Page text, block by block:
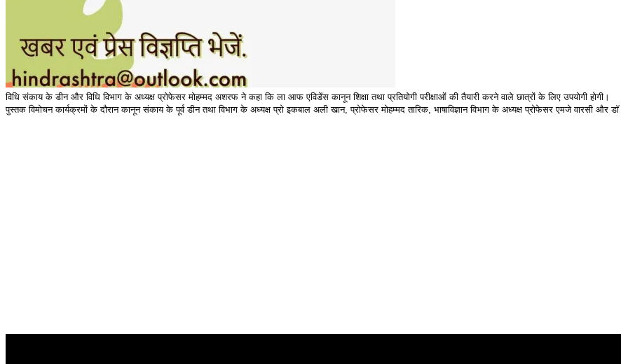
विधि संकाय के डीन और विधि विभाग के अध्यक्ष प्रोफेसर मोहम्मद अशरफ ने कहा कि ला आफ एविडेंस कानून शिक्षा तथा प्रतियोगी परीक्षाओं की तैयारी करने वाले छात्रों के लिए उपयोगी होगी।
पुस्तक विमोचन कार्यक्रमों के दौरान कानून संकाय के पूर्व डीन तथा विभाग के अध्यक्ष प्रो इकबाल अली खान, प्रोफेसर मोहम्मद तारिक, भाषाविज्ञान विभाग के अध्यक्ष प्रोफेसर एमजे वारसी और